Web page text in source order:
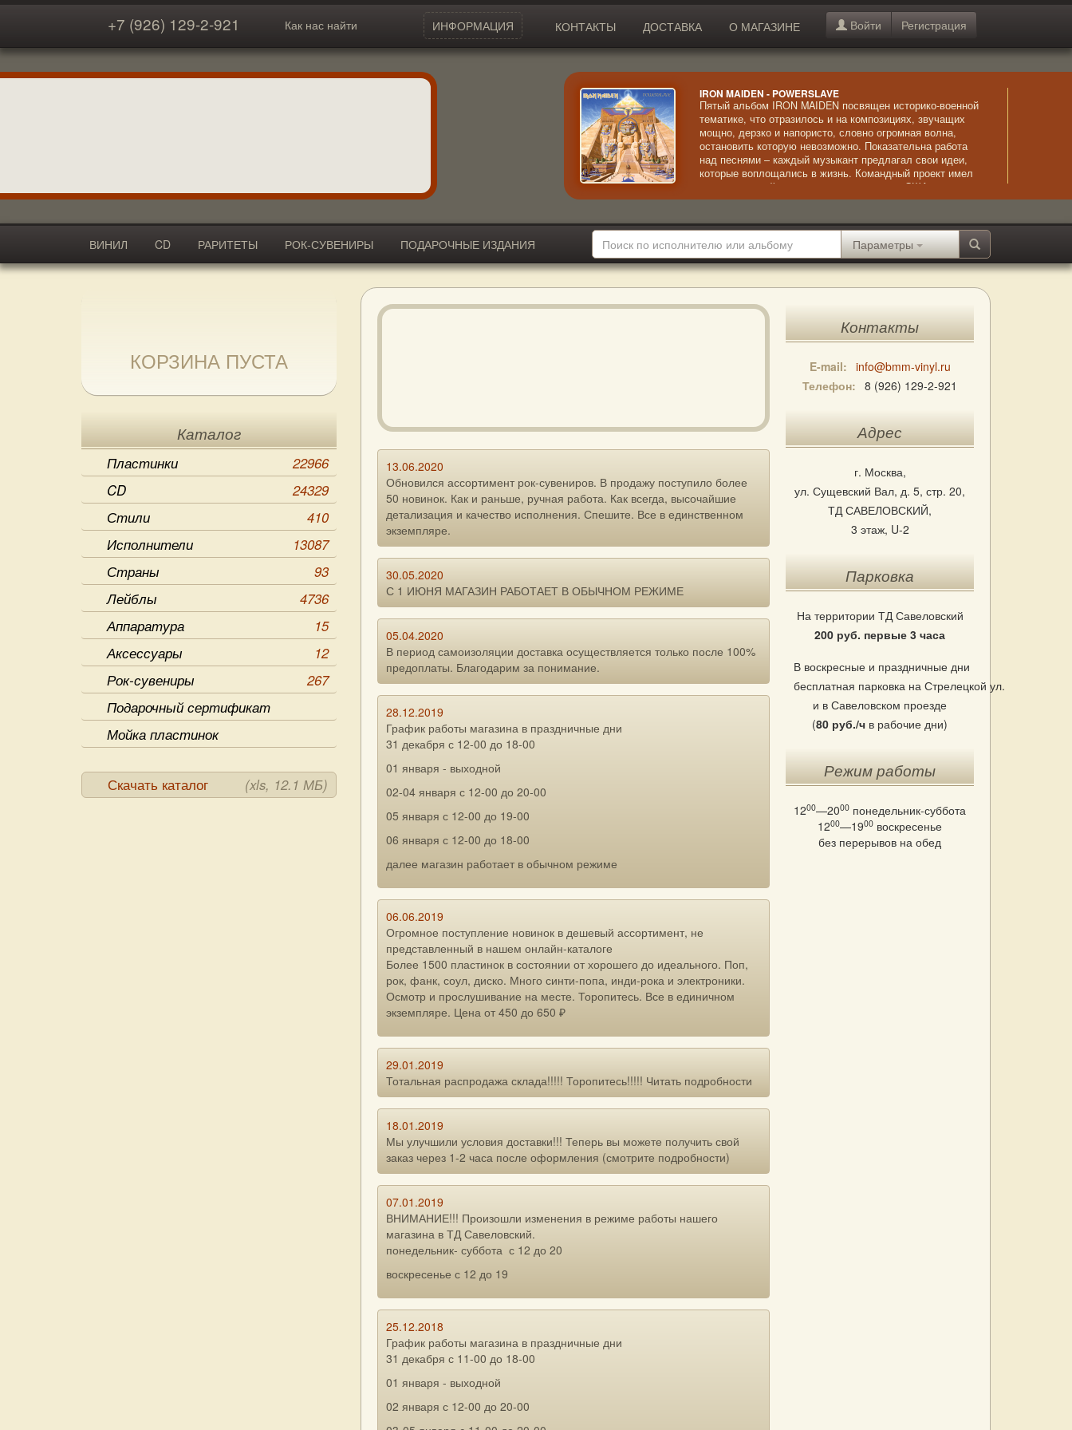
+7 (926) 129-2-921 Как нас найти ИНФОРМАЦИЯ КОНТАКТЫ ДОСТАВКА О МАГАЗИНЕ Войти Регистрация
IRON MAIDEN - POWERSLAVE
Пятый альбом IRON MAIDEN посвящен историко-военной
тематике, что отразилось и на композициях, звучащих
мощно, дерзко и напористо, словно огромная волна,
остановить которую невозможно. Показательна работа
над песнями – каждый музыкант предлагал свои идеи,
которые воплощались в жизнь. Командный проект имел
оглушительный успех, альбом получил в США статус
платинового, а в Британии – золотого.
ВИНИЛ CD РАРИТЕТЫ РОК-СУВЕНИРЫ
ПОДАРОЧНЫЕ ИЗДАНИЯ
АКСЕССУАРЫ
Параметры
КОРЗИНА ПУСТА
Каталог
Пластинки
22966
CD
24329
Стили
410
Исполнители
13087
Страны
93
Лейблы
4736
Аппаратура
15
Аксессуары
12
Рок-сувениры
267
Подарочный сертификат
Мойка пластинок
Скачать каталог (xls, 12.1 МБ)
13.06.2020
Обновился ассортимент рок-сувениров. В продажу поступило более
50 новинок. Как и раньше, ручная работа. Как всегда, высочайшие
детализация и качество исполнения. Спешите. Все в единственном
экземпляре.
30.05.2020
С 1 ИЮНЯ МАГАЗИН РАБОТАЕТ В ОБЫЧНОМ РЕЖИМЕ
05.04.2020
В период самоизоляции доставка осуществляется только после 100%
предоплаты. Благодарим за понимание.
28.12.2019
График работы магазина в праздничные дни
31 декабря с 12-00 до 18-00
01 января - выходной
02-04 января с 12-00 до 20-00
05 января с 12-00 до 19-00
06 января с 12-00 до 18-00
далее магазин работает в обычном режиме
06.06.2019
Огромное поступление новинок в дешевый ассортимент, не
представленный в нашем онлайн-каталоге
Более 1500 пластинок в состоянии от хорошего до идеального. Поп,
рок, фанк, соул, диско. Много синти-попа, инди-рока и электроники.
Осмотр и прослушивание на месте. Торопитесь. Все в единичном
экземпляре. Цена от 450 до 650 ₽
29.01.2019
Тотальная распродажа склада!!!!! Торопитесь!!!!! Читать подробности
18.01.2019
Мы улучшили условия доставки!!! Теперь вы можете получить свой
заказ через 1-2 часа после оформления (смотрите подробности)
07.01.2019
ВНИМАНИЕ!!! Произошли изменения в режиме работы нашего
магазина в ТД Савеловский.
понедельник- суббота с 12 до 20
воскресенье с 12 до 19
25.12.2018
График работы магазина в праздничные дни
31 декабря с 11-00 до 18-00
01 января - выходной
02 января с 12-00 до 20-00
Контакты
E-mail: info@bmm-vinyl.ru
Телефон: 8 (926) 129-2-921
Адрес
г. Москва,
ул. Сущевский Вал, д. 5, стр. 20,
ТД САВЕЛОВСКИЙ,
3 этаж, U-2
Парковка
На территории ТД Савеловский
200 руб. первые 3 часа
В воскресные и праздничные дни
бесплатная парковка на Стрелецкой ул.
и в Савеловском проезде
(80 руб./ч в рабочие дни)
Режим работы
1200—2000 понедельник-суббота
1200—1900 воскресенье
без перерывов на обед